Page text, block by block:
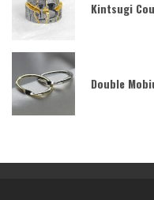
Kintsugi
Double